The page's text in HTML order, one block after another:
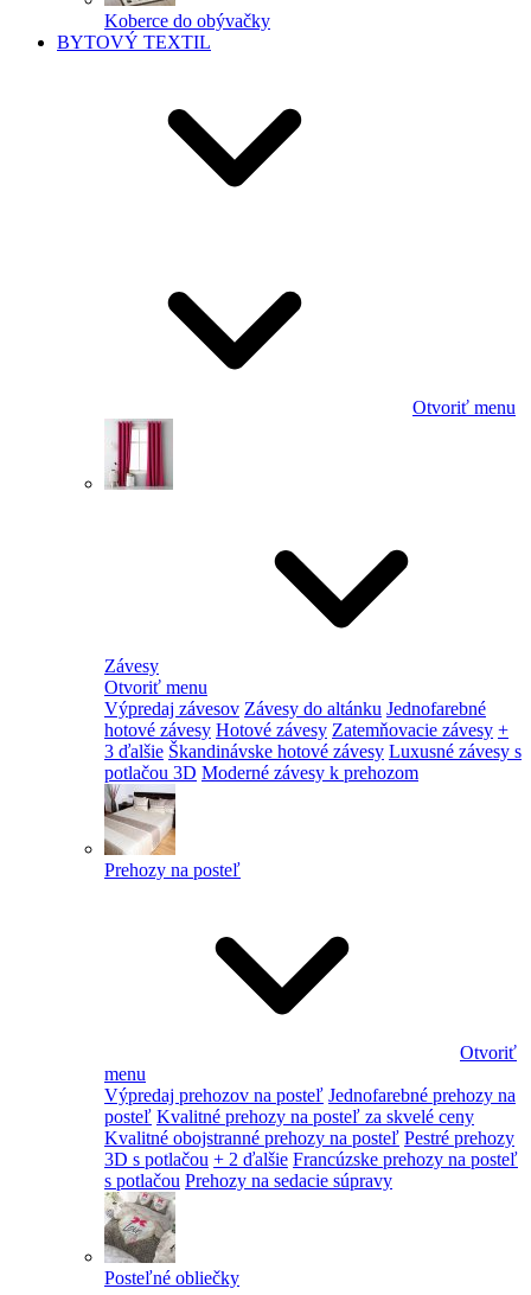
Koberce do obývačky
BYTOVÝ TEXTIL
Otvoriť menu
Závesy
Otvoriť menu
Výpredaj závesov Závesy do altánku Jednofarebné
hotové závesy Hotové závesy Zatemňovacie závesy +
3 ďalšie Škandinávske hotové závesy Luxusné závesy s
potlačou 3D Moderné závesy k prehozom
Prehozy na posteľ
Otvoriť
menu
Výpredaj prehozov na posteľ Jednofarebné prehozy na
posteľ Kvalitné prehozy na posteľ za skvelé ceny
Kvalitné obojstranné prehozy na posteľ Pestré prehozy
3D s potlačou + 2 ďalšie Francúzske prehozy na posteľ
s potlačou Prehozy na sedacie súpravy
Posteľné obliečky